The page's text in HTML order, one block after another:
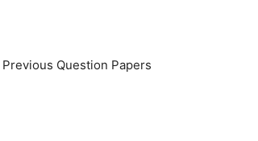
Previous Question Papers